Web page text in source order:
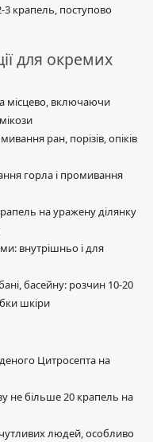
крапель, поступово
для окремих
місцево, включаючи
ран, порізів, опіків
горла і промивання
на уражену ділянку
внутрішньо і для
басейну: розчин 10-20
шкіри
Цитросепта на
не більше 20 крапель на
людей, особливо